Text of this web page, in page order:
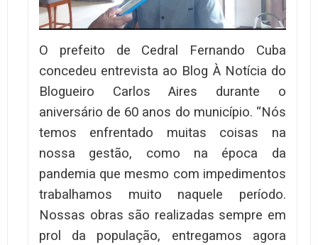
O prefeito de Cedral Fernando Cuba
concedeu entrevista ao Blog À Notícia do
Blogueiro Carlos Aires durante o
aniversário de 60 anos do município. “Nós
temos enfrentado muitas coisas na
nossa gestão, como na época da
pandemia que mesmo com impedimentos
trabalhamos muito naquele período.
Nossas obras são realizadas sempre em
prol da população, entregamos agora